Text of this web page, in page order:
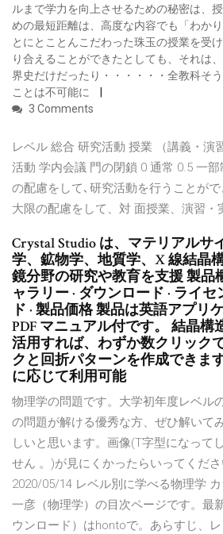
ルまで学力を向上させるための秘密は、
めの最短距離は、高度な内容でも「わか
とにとことんこだわった珠玉の授業を受
り合えることができたとしても、それは
界史だけだったり・・・・・・全教科そ
ことは不可能に
3 Comments
レベル 総合 研究活動 授業 （講義・演
活動 学内会議 ⾨の閉鎖 0 通常 0.5 ⼀
の配慮をして､研究活動を⾏うことが
⼤限の配慮をして、対 ⾯授業、演習・
Crystal Studio は、マテリアルサ
学、鉱物学、地質学、X 線結晶
鏡分野の研究や教育を支援 製品
ャラリー · ダウンロード · ライ
ド · 製品価格 製品は英語アプリ
PDF マニュアル付です。 結晶構
活用すれば、わずか数クリック
クと回折パターンを作成できま
に応じて利用可能
物理学の問題です。大学初年度レベル
の問題が解ける優秀な方、ぜひ解いて
しいと思います。画像(T字型になって
せん 。)が見にくかったらいってくだ
2020/05/14 レベル別に学べる物理学
一彦（物理学）の目次ページです。最
ウンロード）はhontoで。あらすじ、